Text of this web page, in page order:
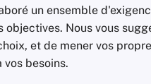
un ensemble
Nous vous
et de mener vos
besoins.